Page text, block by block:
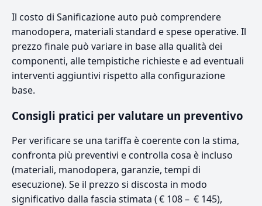
Il costo di Sanificazione auto può comprendere
manodopera, materiali standard e spese operative. Il
prezzo finale può variare in base alla qualità dei
componenti, alle tempistiche richieste e ad eventuali
interventi aggiuntivi rispetto alla configurazione
base.
Consigli pratici per valutare un preventivo
Per verificare se una tariffa è coerente con la stima,
confronta più preventivi e controlla cosa è incluso
(materiali, manodopera, garanzie, tempi di
esecuzione). Se il prezzo si discosta in modo
significativo dalla fascia stimata ( € 108 – € 145),